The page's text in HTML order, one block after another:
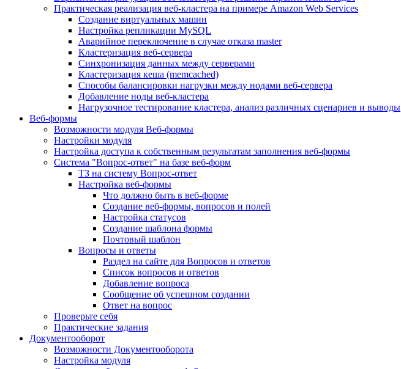
Практическая реализация веб-кластера на примере Amazon Web Services
Создание виртуальных машин
Настройка репликации MySQL
Аварийное переключение в случае отказа master
Кластеризация веб-сервера
Синхронизация данных между серверами
Кластеризация кеша (memcached)
Способы балансировки нагрузки между нодами веб-сервера
Добавление ноды веб-кластера
Нагрузочное тестирование кластера, анализ различных сценариев и выводы
Веб-формы
Возможности модуля Веб-формы
Настройки модуля
Настройка доступа к собственным результатам заполнения веб-формы
Система "Вопрос-ответ" на базе веб-форм
ТЗ на систему Вопрос-ответ
Настройка веб-формы
Что должно быть в веб-форме
Создание веб-формы, вопросов и полей
Настройка статусов
Создание шаблона формы
Почтовый шаблон
Вопросы и ответы
Раздел на сайте для Вопросов и ответов
Список вопросов и ответов
Добавление вопроса
Сообщение об успешном создании
Ответ на вопрос
Проверьте себя
Практические задания
Документооборот
Возможности Документооборота
Настройка модуля